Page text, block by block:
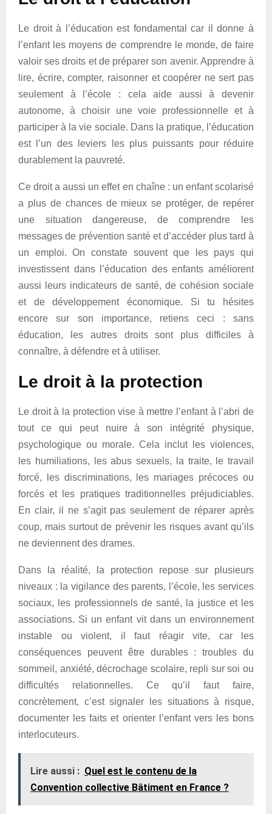
Le droit à l’éducation est fondamental car il donne à
l’enfant les moyens de comprendre le monde, de faire
valoir ses droits et de préparer son avenir. Apprendre à
lire, écrire, compter, raisonner et coopérer ne sert pas
seulement à l’école : cela aide aussi à devenir
autonome, à choisir une voie professionnelle et à
participer à la vie sociale. Dans la pratique, l’éducation
est l’un des leviers les plus puissants pour réduire
durablement la pauvreté.
Ce droit a aussi un effet en chaîne : un enfant scolarisé
a plus de chances de mieux se protéger, de repérer
une situation dangereuse, de comprendre les
messages de prévention santé et d’accéder plus tard à
un emploi. On constate souvent que les pays qui
investissent dans l’éducation des enfants améliorent
aussi leurs indicateurs de santé, de cohésion sociale
et de développement économique. Si tu hésites
encore sur son importance, retiens ceci : sans
éducation, les autres droits sont plus difficiles à
connaître, à défendre et à utiliser.
Le droit à la protection
Le droit à la protection vise à mettre l’enfant à l’abri de
tout ce qui peut nuire à son intégrité physique,
psychologique ou morale. Cela inclut les violences,
les humiliations, les abus sexuels, la traite, le travail
forcé, les discriminations, les mariages précoces ou
forcés et les pratiques traditionnelles préjudiciables.
En clair, il ne s’agit pas seulement de réparer après
coup, mais surtout de prévenir les risques avant qu’ils
ne deviennent des drames.
Dans la réalité, la protection repose sur plusieurs
niveaux : la vigilance des parents, l’école, les services
sociaux, les professionnels de santé, la justice et les
associations. Si un enfant vit dans un environnement
instable ou violent, il faut réagir vite, car les
conséquences peuvent être durables : troubles du
sommeil, anxiété, décrochage scolaire, repli sur soi ou
difficultés relationnelles. Ce qu’il faut faire,
concrètement, c’est signaler les situations à risque,
documenter les faits et orienter l’enfant vers les bons
interlocuteurs.
Lire aussi : Quel est le contenu de la
Convention collective Bâtiment en France ?